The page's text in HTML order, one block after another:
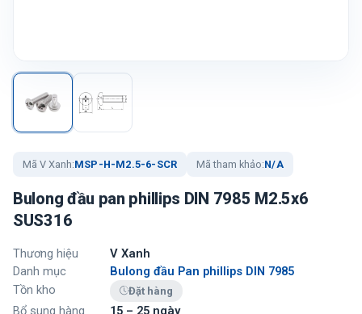
Mã V Xanh:MSP-H-M2.5-6-SCR Mã tham khảo:N/A
Bulong đầu pan phillips DIN 7985 M2.5x6
SUS316
Thương hiệu
V Xanh
Danh mục
Bulong đầu Pan phillips DIN 7985
Tồn kho
Đặt hàng
Bổ sung hàng 15 – 25 ngày